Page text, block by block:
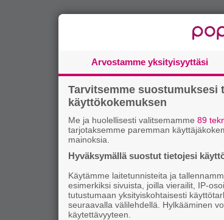
Arvostamme yksityisyyttäsi
Tarvitsemme suostumuksesi
käyttökokemuksen
Me ja huolellisesti valitsemamme 89
tarjotaksemme paremman
mainoksia.
Hyväksymällä suostut tietojesi
Käytämme laitetunnisteita ja
esimerkiksi sivuista, joilla vierailit, IP-
tutustumaan yksityiskohtaisesti
seuraavalla välilehdellä. Hylkääminen
käytettävyyteen.